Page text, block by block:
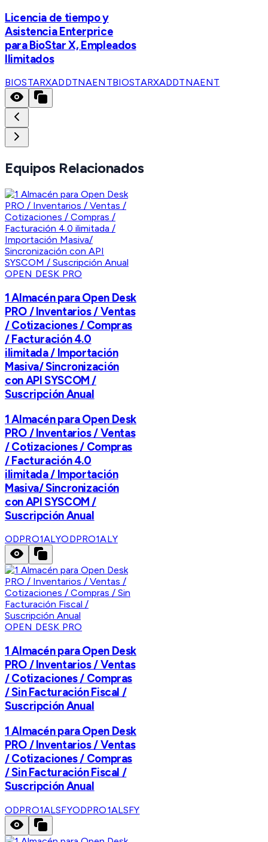
Licencia de tiempo y
Asistencia Enterprice
para BioStar X, Empleados
Ilimitados
BIOSTARXADDTNAENTBIOSTARXADDTNAENT
Equipos Relacionados
OPEN DESK PRO
1 Almacén para Open Desk
PRO / Inventarios / Ventas
/ Cotizaciones / Compras
/ Facturación 4.0
ilimitada / Importación
Masiva/ Sincronización
con API SYSCOM /
Suscripción Anual
1 Almacén para Open Desk
PRO / Inventarios / Ventas
/ Cotizaciones / Compras
/ Facturación 4.0
ilimitada / Importación
Masiva/ Sincronización
con API SYSCOM /
Suscripción Anual
ODPRO1ALYODPRO1ALY
OPEN DESK PRO
1 Almacén para Open Desk
PRO / Inventarios / Ventas
/ Cotizaciones / Compras
/ Sin Facturación Fiscal /
Suscripción Anual
1 Almacén para Open Desk
PRO / Inventarios / Ventas
/ Cotizaciones / Compras
/ Sin Facturación Fiscal /
Suscripción Anual
ODPRO1ALSFYODPRO1ALSFY